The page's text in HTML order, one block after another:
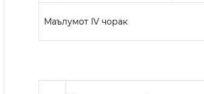
Маълумот IV чорак